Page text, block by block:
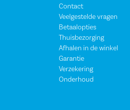
Contact
Veelgestelde vragen
Betaalopties
Thuisbezorging
Afhalen in de winkel
Garantie
Verzekering
Onderhoud